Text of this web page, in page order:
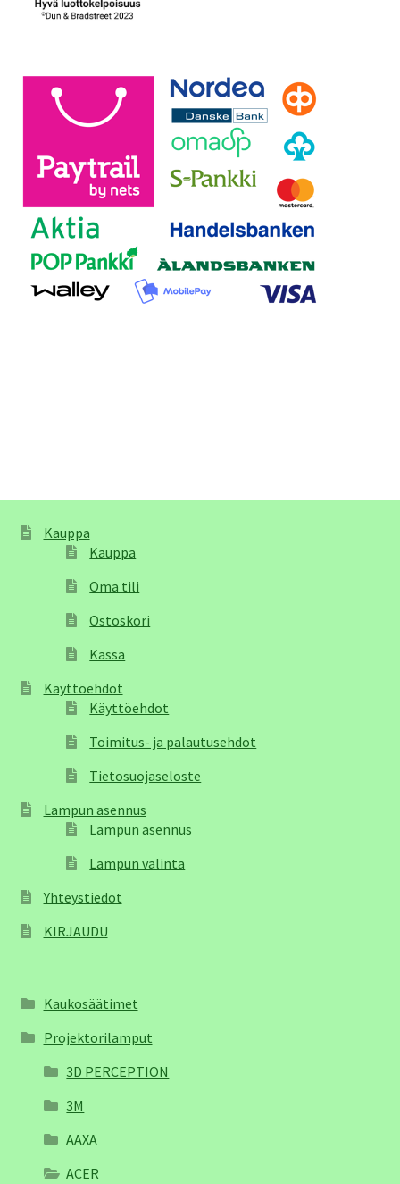
Kauppa
Kauppa
Oma tili
Ostoskori
Kassa
Käyttöehdot
Käyttöehdot
Toimitus- ja palautusehdot
Tietosuojaseloste
Lampun asennus
Lampun asennus
Lampun valinta
Yhteystiedot
KIRJAUDU
Kaukosäätimet
Projektorilamput
3D PERCEPTION
3M
AAXA
ACER